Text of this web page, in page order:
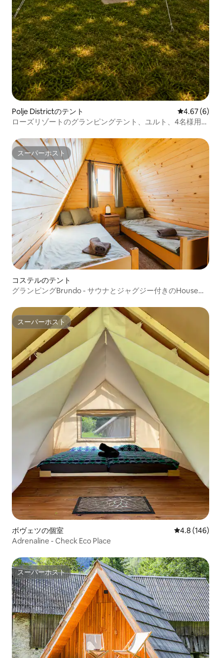
Polje Districtのテント レビュー6
4.67 (6)
ローズリゾートのグランピングテント、ユルト、4名様用、
スーパーホスト
スーパーホスト
コステルのテント
グランピングBrundo - サウナとジャグジー付きのHouse
スーパーホスト
スーパーホスト
ボヴェツの個室 レビュー146
4.8 (146)
Adrenaline - Check Eco Place
スーパーホスト
スーパーホスト